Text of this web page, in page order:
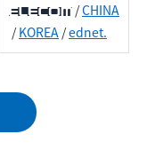
/CHINA
/KOREA /ednet.